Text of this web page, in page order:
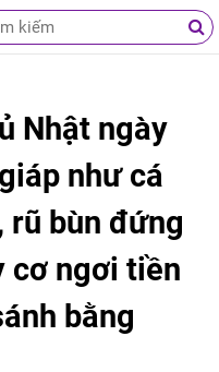
Nhật ngày
như cá
rũ bùn đứng
cơ ngơi tiền
bằng